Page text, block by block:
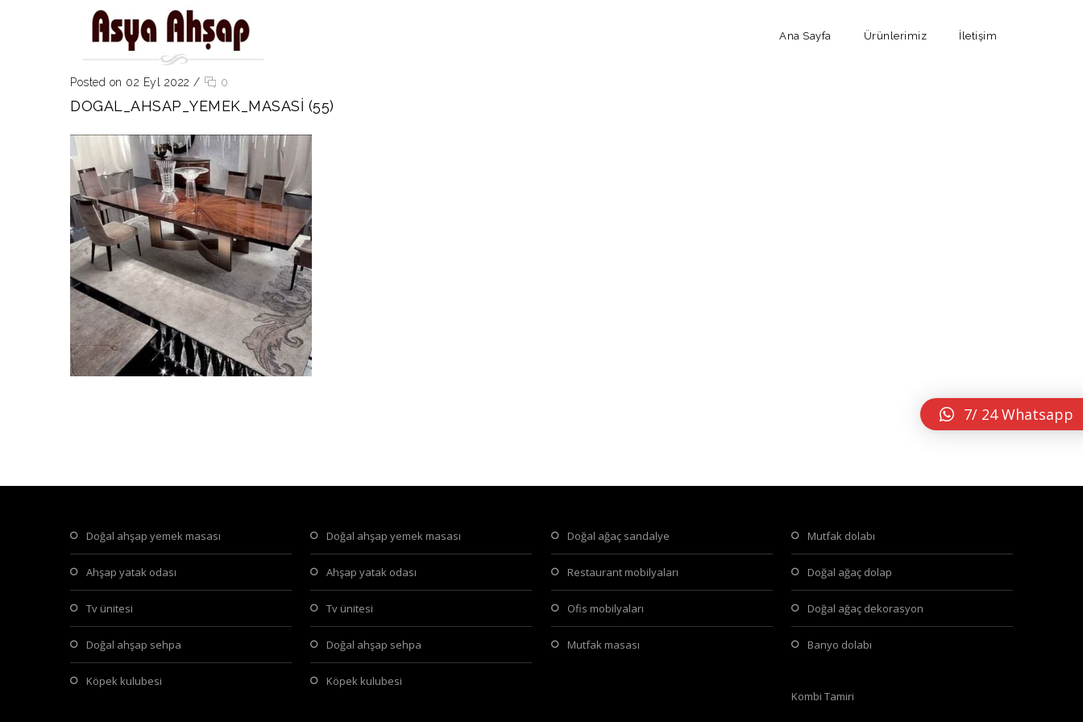
Ana Sayfa Ürünlerimiz İletişim
Posted on 02 Eyl 2022 / 0
DOGAL_AHSAP_YEMEK_MASASI (55)
doğal ahşap yemek masası
ahşap yatak odası
tv ünitesi
doğal ahşap sehpa
köpek kulubesi
doğal ahşap yemek masası
ahşap yatak odası
tv ünitesi
doğal ahşap sehpa
köpek kulubesi
doğal ağaç sandalye
restaurant mobilyaları
ofis mobilyaları
mutfak masası
mutfak dolabı
doğal ağaç dolap
doğal ağaç dekorasyon
banyo dolabı
Kombi Tamiri
7/ 24 Whatsapp